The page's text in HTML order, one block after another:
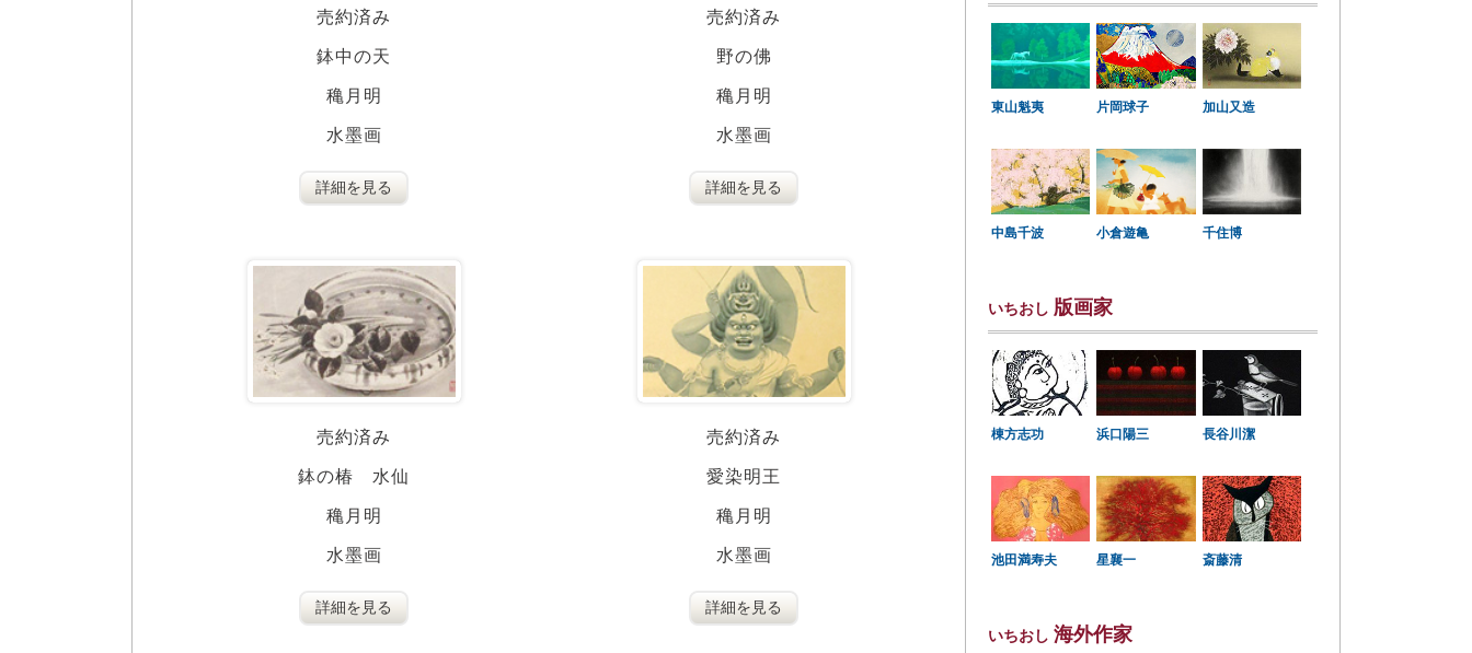
売約済み
鉢中の天
穐月明
水墨画
詳細を見る
売約済み
野の佛
穐月明
水墨画
詳細を見る
売約済み
鉢の椿 水仙
穐月明
水墨画
詳細を見る
売約済み
愛染明王
穐月明
水墨画
詳細を見る
東山魁夷 片岡球子 加山又造
中島千波 小倉遊亀 千住博
いちおし 版画家
棟方志功 浜口陽三 長谷川潔
池田満寿夫 星襄一 斎藤清
いちおし 海外作家